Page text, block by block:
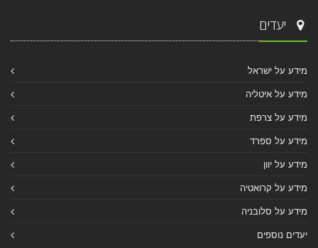
יעדים
מידע על ישראל
מידע על איטליה
מידע על צרפת
מידע על ספרד
מידע על יוון
מידע על קרואטיה
מידע על סלובניה
יעדים נוספים